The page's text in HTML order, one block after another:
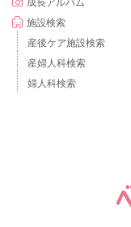
施設検索
産後ケア施設検索
産婦人科検索
婦人科検索